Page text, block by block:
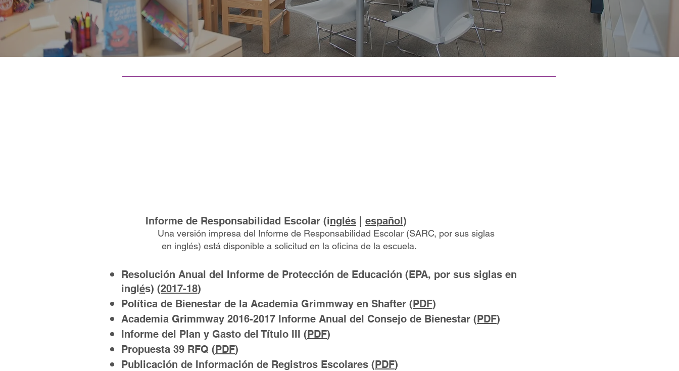
Informe de Responsabilidad Escolar (inglés español)
Una versión impresa del Informe de Responsabilidad Escolar (SARC, por sus siglas
en inglés) está disponible a solicitud en la oficina de la escuela.
Resolución Anual del Informe de Protección de Educación (EPA, por sus siglas en
inglés) (2017-18)
Política de Bienestar de la Academia Grimmway en Shafter (PDF)
Academia Grimmway 2016-2017 Informe Anual del Consejo de Bienestar (PDF)
Informe del Plan y Gasto del Título III (PDF)
Propuesta 39 RFQ (PDF)
Publicación de Información de Registros Escolares (PDF)